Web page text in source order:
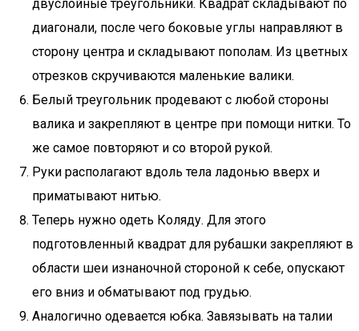
двуслойные треугольники. Квадрат складывают по
диагонали, после чего боковые углы направляют в
сторону центра и складывают пополам. Из цветных
отрезков скручиваются маленькие валики.
Белый треугольник продевают с любой стороны
валика и закрепляют в центре при помощи нитки. То
же самое повторяют и со второй рукой.
Руки располагают вдоль тела ладонью вверх и
приматывают нитью.
Теперь нужно одеть Коляду. Для этого
подготовленный квадрат для рубашки закрепляют в
области шеи изнаночной стороной к себе, опускают
его вниз и обматывают под грудью.
Аналогично одевается юбка. Завязывать на талии